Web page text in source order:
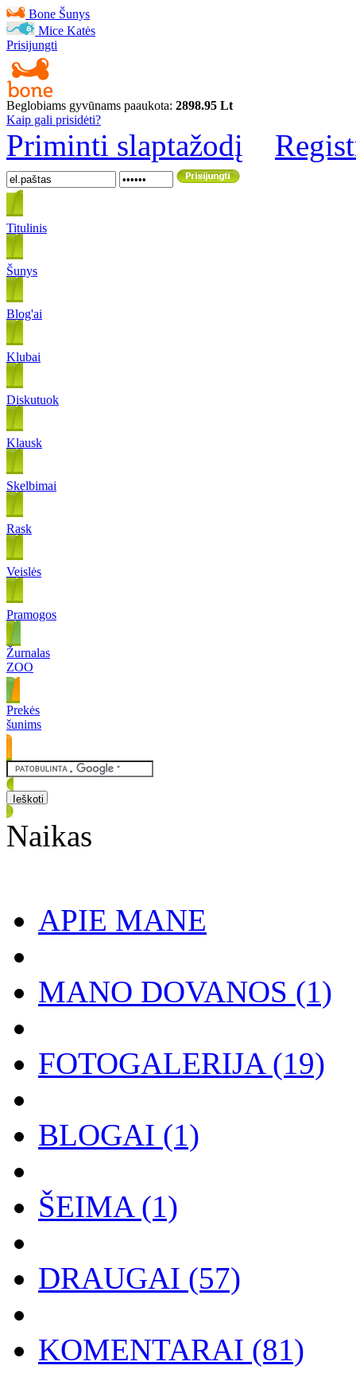
Bone Šunys
Mice Katės
Prisijungti
Beglobiams gyvūnams paaukota: 2898.95 Lt
Kaip gali prisidėti?
Priminti slaptažodį
Titulinis
Šunys
Blog'ai
Klubai
Diskutuok
Klausk
Skelbimai
Rask
Veislės
Pramogos
Žurnalas
ZOO
Prekės
šunims
Naikas
APIE MANE
MANO DOVANOS (1)
FOTOGALERIJA(19)
BLOGAI (1)
ŠEIMA(1)
DRAUGAI (57)
KOMENTARAI (81)